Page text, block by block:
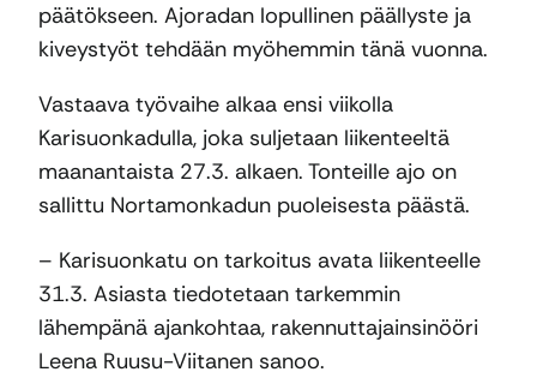
päätökseen. Ajoradan lopullinen päällyste ja
kiveystyöt tehdään myöhemmin tänä vuonna.
Vastaava työvaihe alkaa ensi viikolla
Karisuonkadulla, joka suljetaan liikenteeltä
maanantaista 27.3. alkaen. Tonteille ajo on
sallittu Nortamonkadun puoleisesta päästä.
– Karisuonkatu on tarkoitus avata liikenteelle
31.3. Asiasta tiedotetaan tarkemmin
lähempänä ajankohtaa, rakennuttajainsinööri
Leena Ruusu-Viitanen sanoo.